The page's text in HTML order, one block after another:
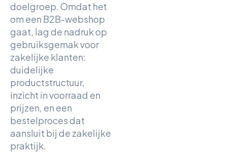
doelgroep. Omdat het
om een B2B-webshop
gaat, lag de nadruk op
gebruiksgemak voor
zakelijke klanten:
duidelijke
productstructuur,
inzicht in voorraad en
prijzen, en een
bestelproces dat
aansluit bij de zakelijke
praktijk.